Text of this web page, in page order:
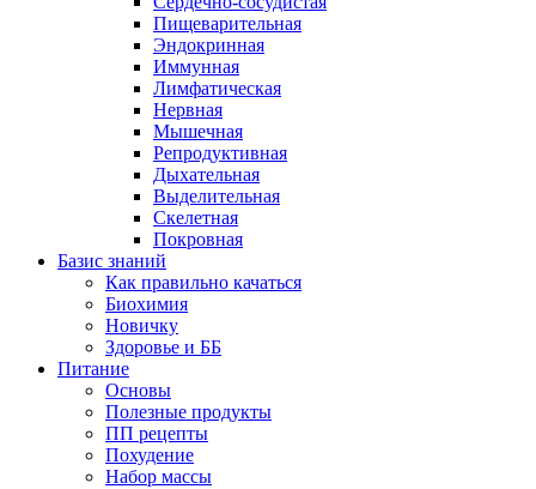
Пищеварительная
Эндокринная
Иммунная
Лимфатическая
Нервная
Мышечная
Репродуктивная
Дыхательная
Выделительная
Скелетная
Покровная
Базис знаний
Как правильно качаться
Биохимия
Новичку
Здоровье и ББ
Питание
Основы
Полезные продукты
ПП рецепты
Похудение
Набор массы